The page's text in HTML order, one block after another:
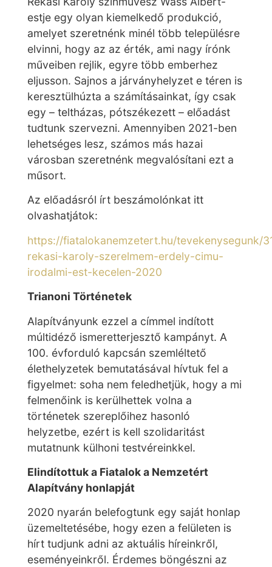
estje egy olyan kiemelkedő produkció,
amelyet szeretnénk minél több településre
elvinni, hogy az az érték, ami nagy írónk
műveiben rejlik, egyre több emberhez
eljusson. Sajnos a járványhelyzet e téren is
keresztülhúzta a számításainkat, így csak
egy – teltházas, pótszékezett – előadást
tudtunk szervezni. Amennyiben 2021-ben
lehetséges lesz, számos más hazai
városban szeretnénk megvalósítani ezt a
műsort.
Az előadásról írt beszámolónkat itt
olvashatjátok:
https://fiatalokanemzetert.hu/tevekenysegunk/
rekasi-karoly-szerelmem-erdely-cimu-
irodalmi-est-kecelen-2020
Trianoni Történetek
Alapítványunk ezzel a címmel indított
múltidéző ismeretterjesztő kampányt. A
100. évforduló kapcsán szemléltető
élethelyzetek bemutatásával hívtuk fel a
figyelmet: soha nem feledhetjük, hogy a mi
felmenőink is kerülhettek volna a
történetek szereplőihez hasonló
helyzetbe, ezért is kell szolidaritást
mutatnunk külhoni testvéreinkkel.
Elindítottuk a Fiatalok a Nemzetért
Alapítvány honlapját
2020 nyarán belefogtunk egy saját honlap
üzemeltetésébe, hogy ezen a felületen is
hírt tudjunk adni az aktuális híreinkről,
eseményeinkről. Érdemes böngészni az